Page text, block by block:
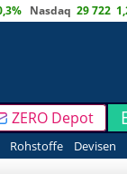
Nasdaq 29 722
ZERO Depot
Rohstoffe Devisen